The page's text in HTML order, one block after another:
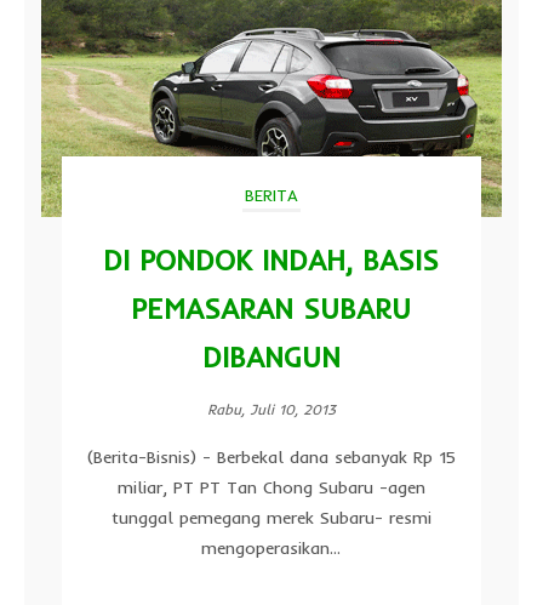
BERITA
DI PONDOK INDAH, BASIS
PEMASARAN SUBARU
DIBANGUN
Rabu, Juli 10, 2013
(Berita-Bisnis) - Berbekal dana sebanyak Rp 15
miliar, PT PT Tan Chong Subaru -agen
tunggal pemegang merek Subaru- resmi
mengoperasikan...